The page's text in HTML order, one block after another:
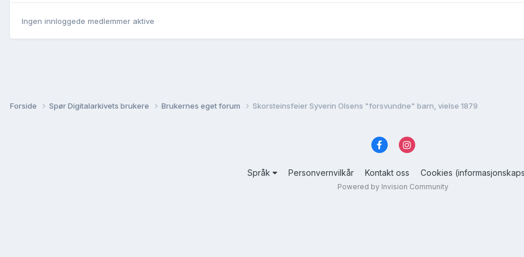
Ingen innloggede medlemmer aktive
Forside Spør Digitalarkivets brukere Brukernes eget forum Skorsteinsfeier Syverin Olsens "forsvundne" barn, vielse 1879
Språk Personvernvilkår Kontakt oss Cookies
Powered by Invision Community